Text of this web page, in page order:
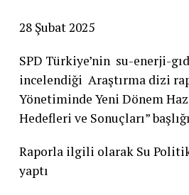
28 Şubat 2025
SPD Türkiye’nin su-enerji-
incelendiği Araştırma dizi
Yönetiminde Yeni Dönem
Hedefleri ve Sonuçları”
Raporla ilgili olarak Su
yaptı